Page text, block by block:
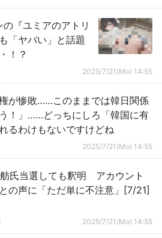
の『ユミアのアトリ
「ヤバい」と話題
！？
2025/7/21(Mo) 14:55
が惨敗……このままでは韓日関係
！」……どっちにしろ「韓国に有
るわけもないですけどね
2025/7/21(Mo) 14:55
舫氏当選しても釈明 アカウント
の声に「ただ単に不注意」[7/21]
2025/7/21(Mo) 14:55